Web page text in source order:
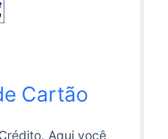
Cartão
Aqui você